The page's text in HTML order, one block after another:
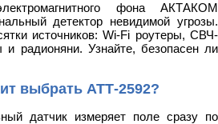
фона АКТАКОМ
детектор невидимой угрозы.
источников: Wi-Fi роутеры, СВЧ-
радионяни. Узнайте, безопасен ли
выбрать АТТ-2592?
датчик измеряет поле сразу по